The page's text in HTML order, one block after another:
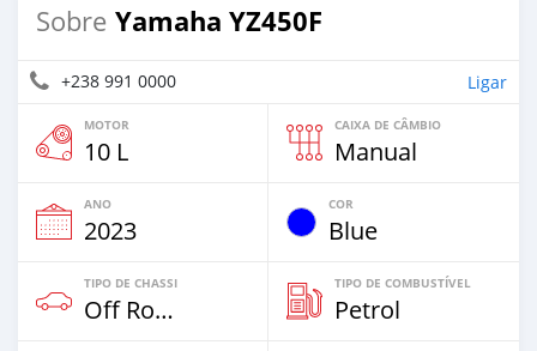
Sobre Yamaha YZ450F
+238 991 0000 Ligar
MOTOR
10 L
CAIXA DE CÂMBIO
Manual
ANO
2023
COR
Blue
TIPO DE CHASSI
Off Road
TIPO DE COMBUSTÍVEL
Petrol